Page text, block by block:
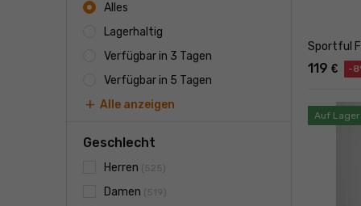
Alles
Lagerhaltig
Verfügbar in 3 Tagen
Verfügbar in 5 Tagen
add Alle anzeigen
Geschlecht
Herren (525)
Damen (519)
Sportful
119 € -
Auf